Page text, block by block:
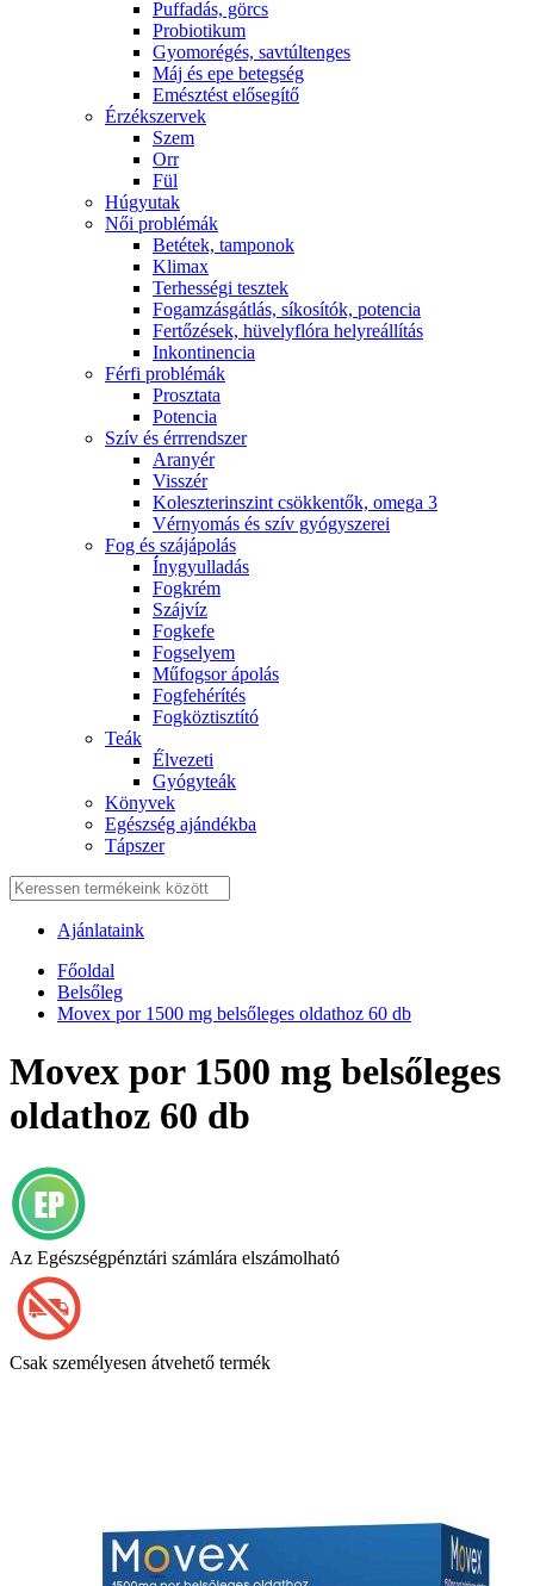
Puffadás, görcs
Probiotikum
Gyomorégés, savtúltenges
Máj és epe betegség
Emésztést elősegítő
Érzékszervek
Szem
Orr
Fül
Húgyutak
Női problémák
Betétek, tamponok
Klimax
Terhességi tesztek
Fogamzásgátlás, síkosítók, potencia
Fertőzések, hüvelyflóra helyreállítás
Inkontinencia
Férfi problémák
Prosztata
Potencia
Szív és érrrendszer
Aranyér
Visszér
Koleszterinszint csökkentők, omega 3
Vérnyomás és szív gyógyszerei
Fog és szájápolás
Í́nygyulladás
Fogkrém
Szájvíz
Fogkefe
Fogselyem
Műfogsor ápolás
Fogfehérítés
Fogköztisztító
Teák
É́lvezeti
Gyógyteák
Könyvek
Egészség ajándékba
Tápszer
Ajánlataink
Főoldal
Belsőleg
Movex por 1500 mg belsőleges oldathoz 60 db
Movex por 1500 mg belsőleges
oldathoz 60 db
Az Egészségpénztári számlára elszámolható
Csak személyesen átvehető termék